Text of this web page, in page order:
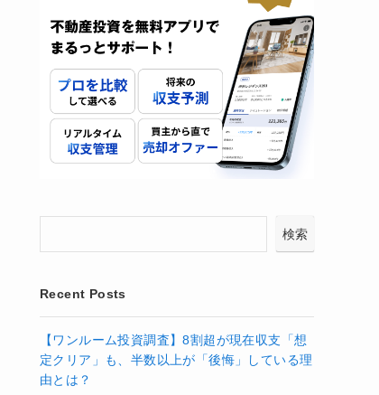
検索
Recent Posts
【ワンルーム投資調査】8割超が現在収支「想
定クリア」も、半数以上が「後悔」している理
由とは？